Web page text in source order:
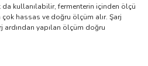
kullanılabilir, fermenterin içinden ölçü
çok hassas ve doğru ölçüm alır. Şarj
ardından yapılan ölçüm doğru